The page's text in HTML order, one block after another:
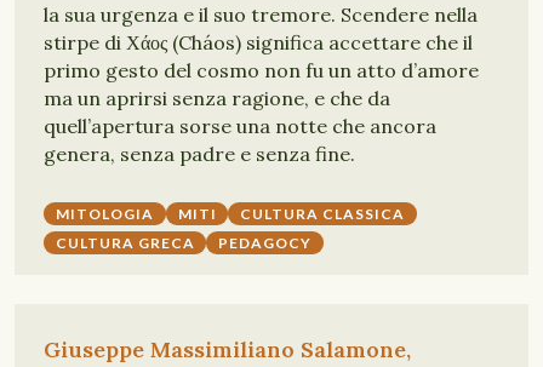
la sua urgenza e il suo tremore. Scendere nella
stirpe di Χάος (Cháos) significa accettare che il
primo gesto del cosmo non fu un atto d’amore
ma un aprirsi senza ragione, e che da
quell’apertura sorse una notte che ancora
genera, senza padre e senza fine.
MITOLOGIA MITI
CULTURA CLASSICA
CULTURA GRECA
PEDAGOCY
Giuseppe Massimiliano Salamone,